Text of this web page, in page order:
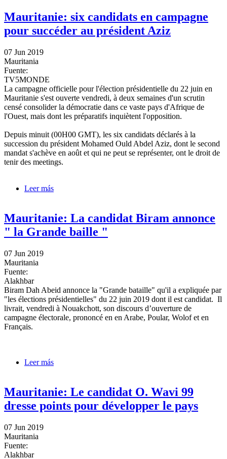
Mauritanie: six candidats en campagne
pour succéder au président Aziz
07 Jun 2019
Mauritania
Fuente:
TV5MONDE
La campagne officielle pour l'élection présidentielle du 22 juin en
Mauritanie s'est ouverte vendredi, à deux semaines d'un scrutin
censé consolider la démocratie dans ce vaste pays d'Afrique de
l'Ouest, mais dont les préparatifs inquiètent l'opposition.
Depuis minuit (00H00 GMT), les six candidats déclarés à la
succession du président Mohamed Ould Abdel Aziz, dont le second
mandat s'achève en août et qui ne peut se représenter, ont le droit de
tenir des meetings.
Leer más
Mauritanie: La candidat Biram annonce
" la Grande baille "
07 Jun 2019
Mauritania
Fuente:
Alakhbar
Biram Dah Abeid annonce la "Grande bataille" qu'il a expliquée par
"les élections présidentielles" du 22 juin 2019 dont il est candidat. Il
livrait, vendredi à Nouakchott, son discours d’ouverture de
campagne électorale, prononcé en en Arabe, Poular, Wolof et en
Français.
Leer más
Mauritanie: Le candidat O. Wavi 99
dresse points pour développer le pays
07 Jun 2019
Mauritania
Fuente:
Alakhbar